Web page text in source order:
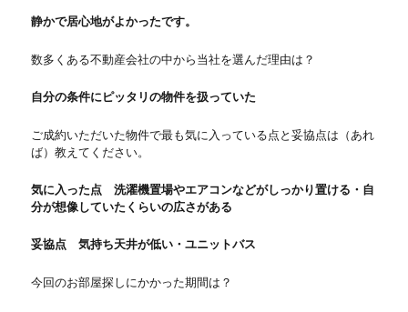
静かで居心地がよかったです。
数多くある不動産会社の中から当社を選んだ理由は？
自分の条件にピッタリの物件を扱っていた
ご成約いただいた物件で最も気に入っている点と妥協点は（あれ
ば）教えてください。
気に入った点 洗濯機置場やエアコンなどがしっかり置ける・自
分が想像していたくらいの広さがある
妥協点 気持ち天井が低い・ユニットバス
今回のお部屋探しにかかった期間は？